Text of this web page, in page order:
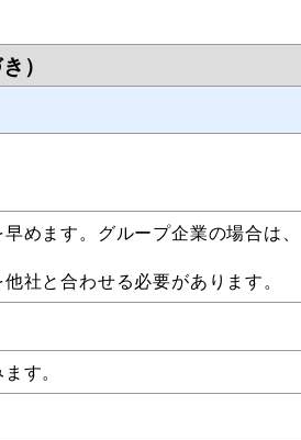
）
めます。グループ企業の場合は、
社と合わせる必要があります。
ます。